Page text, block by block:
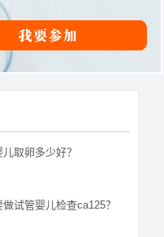
取卵多少好？
试管婴儿检查ca125？